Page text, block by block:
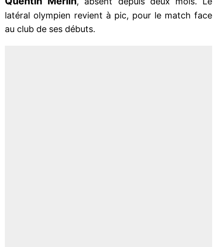
latéral olympien revient à pic, pour le match face
au club de ses débuts.